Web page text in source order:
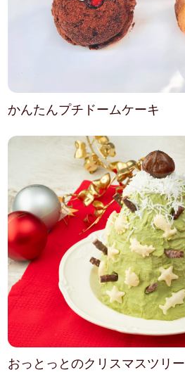
かんたんプチドームケーキ
おっとっとのクリスマスツリー